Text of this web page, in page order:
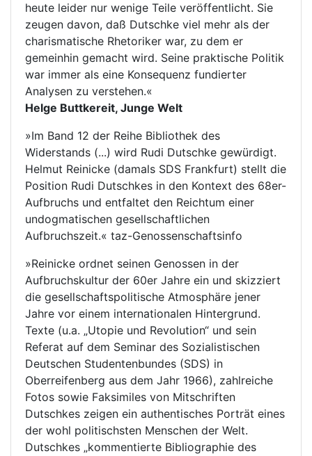
heute leider nur wenige Teile veröffentlicht. Sie
zeugen davon, daß Dutschke viel mehr als der
charismatische Rhetoriker war, zu dem er
gemeinhin gemacht wird. Seine praktische Politik
war immer als eine Konsequenz fundierter
Analysen zu verstehen.«
Helge Buttkereit, Junge Welt
»Im Band 12 der Reihe Bibliothek des
Widerstands (...) wird Rudi Dutschke gewürdigt.
Helmut Reinicke (damals SDS Frankfurt) stellt die
Position Rudi Dutschkes in den Kontext des 68er-
Aufbruchs und entfaltet den Reichtum einer
undogmatischen gesellschaftlichen
Aufbruchszeit.« taz-Genossenschaftsinfo
»Reinicke ordnet seinen Genossen in der
Aufbruchskultur der 60er Jahre ein und skizziert
die gesellschaftspolitische Atmosphäre jener
Jahre vor einem internationalen Hintergrund.
Texte (u.a. „Utopie und Revolution“ und sein
Referat auf dem Seminar des Sozialistischen
Deutschen Studentenbundes (SDS) in
Oberreifenberg aus dem Jahr 1966), zahlreiche
Fotos sowie Faksimiles von Mitschriften
Dutschkes zeigen ein authentisches Porträt eines
der wohl politischsten Menschen der Welt.
Dutschkes „kommentierte Bibliographie des